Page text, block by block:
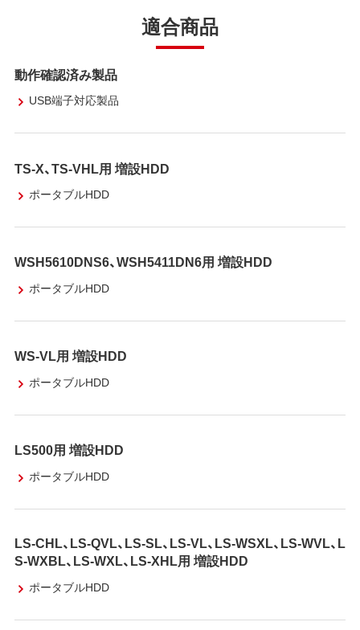
適合商品
動作確認済み製品
USB端子対応製品
TS-X、TS-VHL用 増設HDD
ポータブルHDD
WSH5610DNS6、WSH5411DN6用 増設HDD
ポータブルHDD
WS-VL用 増設HDD
ポータブルHDD
LS500用 増設HDD
ポータブルHDD
LS-CHL、LS-QVL、LS-SL、LS-VL、LS-WSXL、LS-WVL、L
S-WXBL、LS-WXL、LS-XHL用 増設HDD
ポータブルHDD